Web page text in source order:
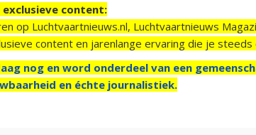
content:
op Luchtvaartnieuws.nl, Luchtvaartnieuws
content en jarenlange ervaring die je
nog en word onderdeel van een
en échte journalistiek.